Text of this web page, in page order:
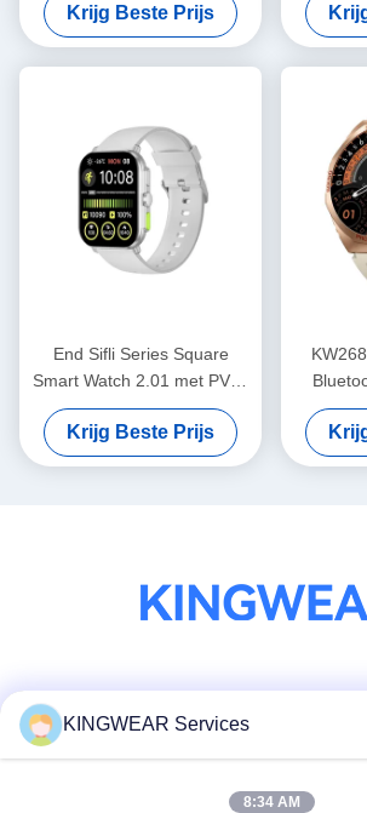
frame
Krijg Beste Prijs
End Sifli Series Square
Smart Watch 2.01 met PVD-
metaalframe en 300mAh
batterij
Krijg Beste Prijs
KINGWEAR Services
8:34 AM